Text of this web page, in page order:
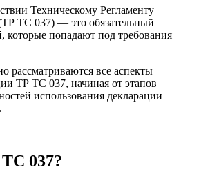
Техническому Регламенту
ТС 037) — это обязательный
которые попадают под требования
рассматриваются все аспекты
ТР ТС 037, начиная от этапов
использования декларации
037?